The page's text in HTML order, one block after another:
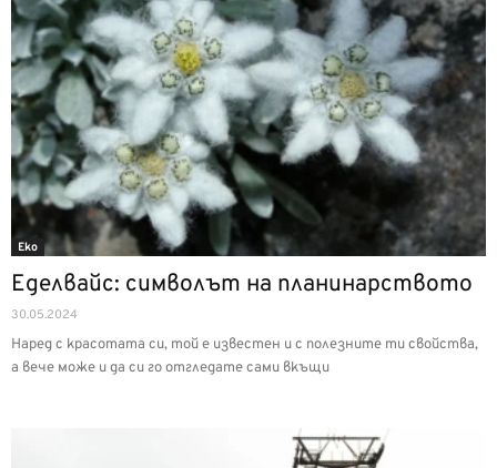
Еко
Еделвайс: символът на планинарството
30.05.2024
Наред с красотата си, той е известен и с полезните ти свойства,
а вече може и да си го отгледате сами вкъщи